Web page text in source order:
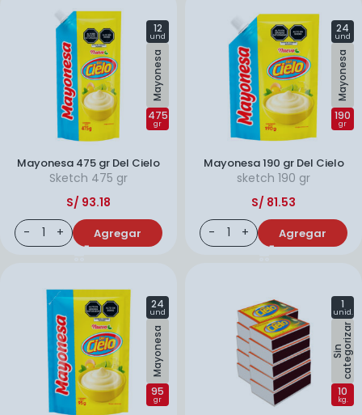
12
und
Mayonesa
475
gr
Mayonesa 475 gr Del Cielo
Sketch 475 gr
S/ 93.18
Agregar
24
und
Mayonesa
190
gr
Mayonesa 190 gr Del Cielo
sketch 190 gr
S/ 81.53
Agregar
24
und
Mayonesa
95
gr
1
unid.
S
i
n
c
a
t
e
g
o
r
i
z
ar
10
kg.